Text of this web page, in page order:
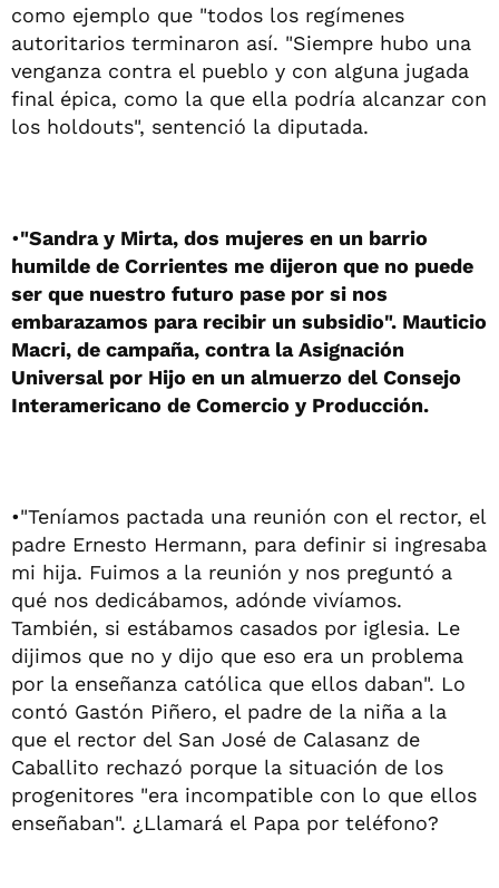
como ejemplo que "todos los regímenes
autoritarios terminaron así. "Siempre hubo una
venganza contra el pueblo y con alguna jugada
final épica, como la que ella podría alcanzar con
los holdouts", sentenció la diputada.
•"Sandra y Mirta, dos mujeres en un barrio
humilde de Corrientes me dijeron que no puede
ser que nuestro futuro pase por si nos
embarazamos para recibir un subsidio". Mauticio
Macri, de campaña, contra la Asignación
Universal por Hijo en un almuerzo del Consejo
Interamericano de Comercio y Producción.
•"Teníamos pactada una reunión con el rector, el
padre Ernesto Hermann, para definir si ingresaba
mi hija. Fuimos a la reunión y nos preguntó a
qué nos dedicábamos, adónde vivíamos.
También, si estábamos casados por iglesia. Le
dijimos que no y dijo que eso era un problema
por la enseñanza católica que ellos daban". Lo
contó Gastón Piñero, el padre de la niña a la
que el rector del San José de Calasanz de
Caballito rechazó porque la situación de los
progenitores "era incompatible con lo que ellos
enseñaban". ¿Llamará el Papa por teléfono?